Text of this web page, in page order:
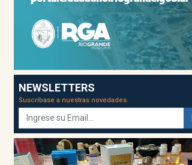
NEWSLETTERS
Suscríbase a nuestras novedades.